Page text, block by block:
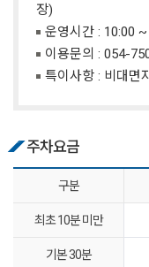
장)
운영시간 : 10:00
이용문의 : 054-
특이사항 : 비대면
주차요금
구분
최초 10분 미만
기본 30분